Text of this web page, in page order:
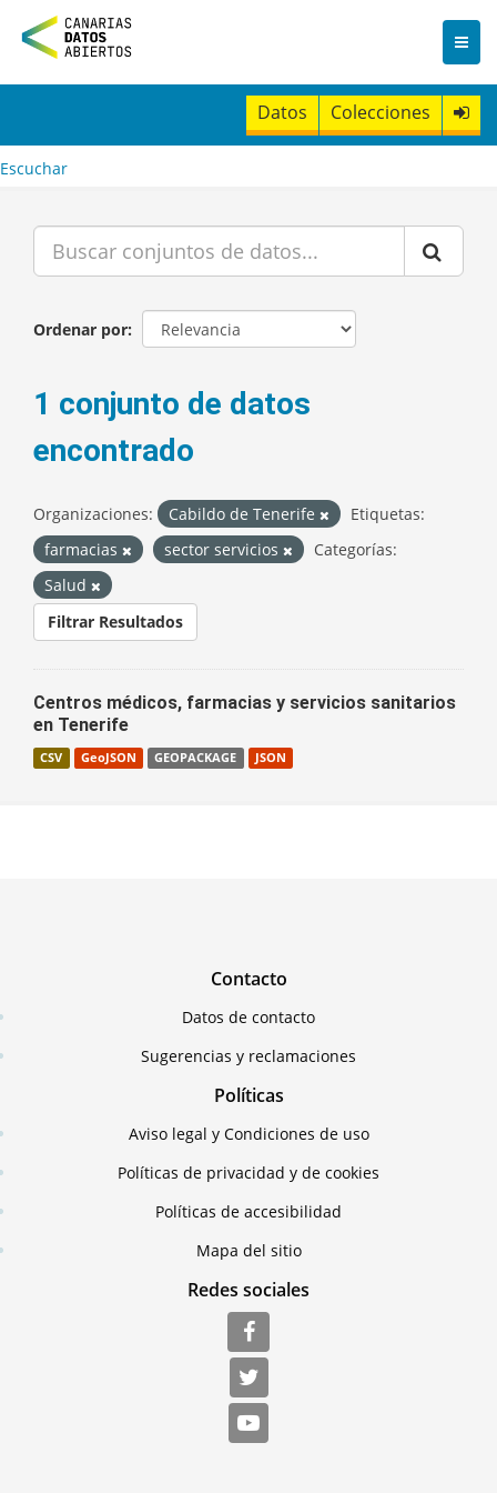
n
t
Datos Colecciones
Escuchar
Ordenar por
1 conjunto de datos
encontrado
Organizaciones: Cabildo de Tenerife
Etiquetas:
farmacias
sector servicios
Categorías:
Salud
Filtrar Resultados
Centros médicos, farmacias y servicios sanitarios
en Tenerife
CSV GeoJSON GEOPACKAGE JSON
Contacto
Datos de contacto
Sugerencias y reclamaciones
Políticas
Aviso legal y Condiciones de uso
Políticas de privacidad y de cookies
Políticas de accesibilidad
Mapa del sitio
Redes sociales